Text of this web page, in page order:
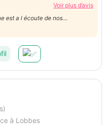
Voir plus d’avis
est a l écoute de nos
pour qu on puisse passer un
à 200 pour 100, merci
à Lobbes